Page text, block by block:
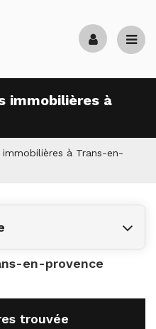
immobilières à
immobilières à Trans-en-
en-provence
trouvée